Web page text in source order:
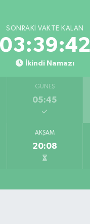
SONRAKI VAKTE KALAN
03:39:41
İkindi Namazı
GÜNEŞ
05:45
AKŞAM
20:08